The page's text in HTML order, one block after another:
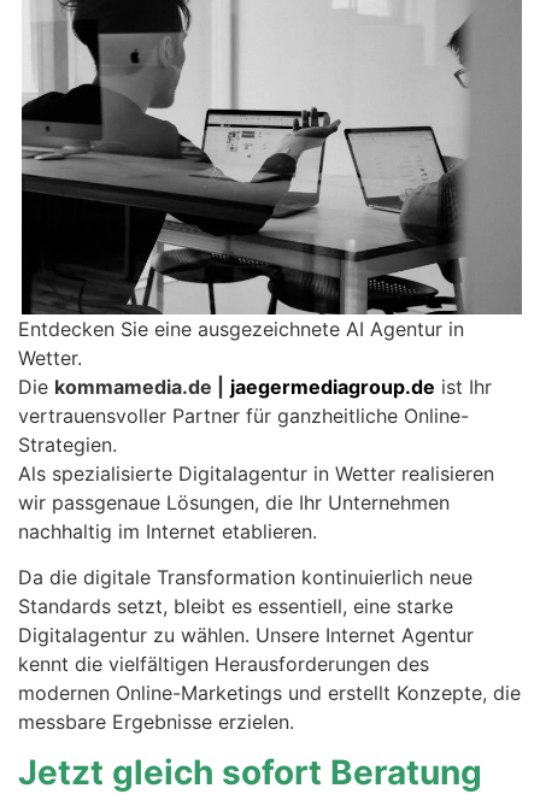
Entdecken Sie eine ausgezeichnete AI Agentur in
Wetter.
Die kommamedia.de | jaegermediagroup.de ist Ihr
vertrauensvoller Partner für ganzheitliche Online-
Strategien.
Als spezialisierte Digitalagentur in Wetter realisieren
wir passgenaue Lösungen, die Ihr Unternehmen
nachhaltig im Internet etablieren.
Da die digitale Transformation kontinuierlich neue
Standards setzt, bleibt es essentiell, eine starke
Digitalagentur zu wählen. Unsere Internet Agentur
kennt die vielfältigen Herausforderungen des
modernen Online-Marketings und erstellt Konzepte, die
messbare Ergebnisse erzielen.
Jetzt gleich sofort Beratung